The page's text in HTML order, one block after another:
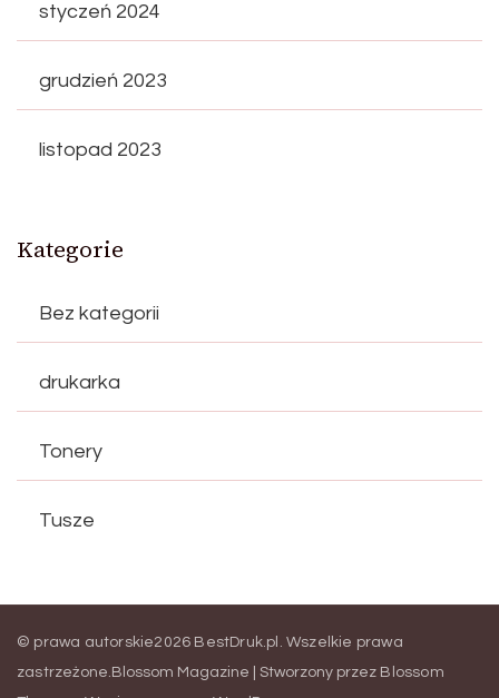
styczeń 2024
grudzień 2023
listopad 2023
Kategorie
Bez kategorii
drukarka
Tonery
Tusze
© prawa autorskie2026 BestDruk.pl . Wszelkie prawa
zastrzeżone. Blossom Magazine | Stworzony przez Blossom